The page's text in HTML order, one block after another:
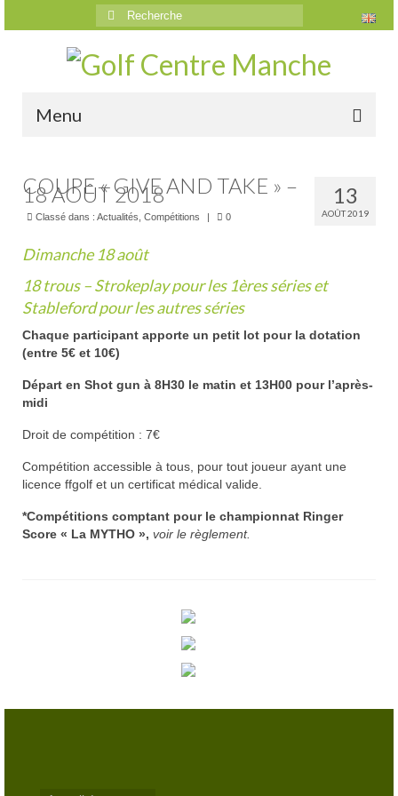
Rechercher
:
Menu
Le golf
Vidéos trou par trou
Trou n°1
Trou n°2
Trou n°5
Trou n°6
Carte de scores
13
AOÛT 2019
COUPE « GIVE AND TAKE » –
18 AOÛT 2018
Classé dans : Actualités Compétitions | 0
Dimanche 18 août
18 trous – Strokeplay pour les 1ères séries et
Stableford pour les autres séries
Chaque participant apporte un petit lot pour la dotation
(entre 5€ et 10€)
Départ en Shot gun à 8H30 le matin et 13H00 pour l’après-
midi
Droit de compétition : 7€
Compétition accessible à tous, pour tout joueur ayant une
licence ffgolf et un certificat médical valide.
*Compétitions comptant pour le championnat Ringer
Score « La MYTHO », voir le règlement.